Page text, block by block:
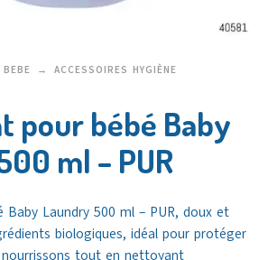
BEBE ACCESSOIRES HYGIÈNE
pour bébé Baby
ml – PUR
Baby Laundry 500 ml – PUR, doux et
biologiques, idéal pour protéger
nourrissons tout en nettoyant